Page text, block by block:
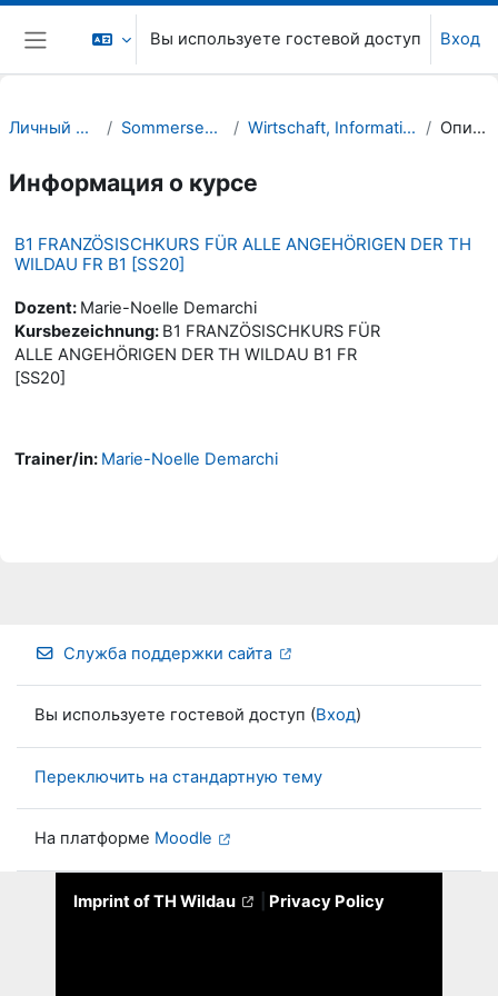
Перейти к основному содержанию
Боковая панель
Вы используете гостевой доступ Вход
Личный кабинет Sommersemester 20 Wirtschaft, Informatik, Recht (WIR) Описание
Информация о курсе
B1 FRANZÖSISCHKURS FÜR ALLE ANGEHÖRIGEN DER TH
WILDAU FR B1 [SS20]
Dozent: Marie-Noelle Demarchi
Kursbezeichnung: B1 FRANZÖSISCHKURS FÜR
ALLE ANGEHÖRIGEN DER TH WILDAU B1 FR
[SS20]
Trainer/in: Marie-Noelle Demarchi
Служба поддержки сайта
Вы используете гостевой доступ (Вход)
Переключить на стандартную тему
На платформе Moodle
Imprint of TH Wildau Privacy Policy